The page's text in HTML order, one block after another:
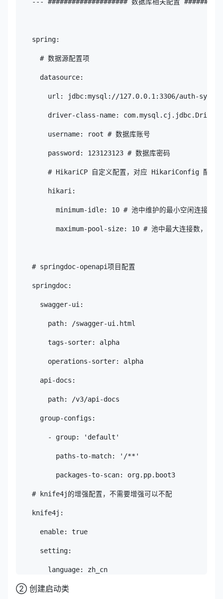
    spring:
      # 数据源配置项
      datasource:
url: jdbc:mysql://127.0.0.1:3306/auth-
        driver-class-name: com.mysql.cj.jdbc.Driver
        username: root # 数据库账号
        password: 123123123 # 数据库密码
# HikariCP 自定义配置，对应 HikariConfig 配置
        hikari:
minimum-idle: 10 # 池中维护的最小空闲连接数
maximum-pool-size: 10 # 池中最大连接数，包括
    # springdoc-openapi项目配置
    springdoc:
      swagger-ui:
        path: /swagger-ui.html
        tags-sorter: alpha
        operations-sorter: alpha
      api-docs:
        path: /v3/api-docs
      group-configs:
        - group: 'default'
          paths-to-match: '/**'
          packages-to-scan: org.pp.boot3
    # knife4j的增强配置，不需要增强可以不配
    knife4j:
      enable: true
      setting:
② 创建启动类